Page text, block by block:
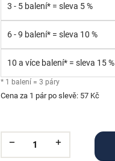
3 - 5 balení* = sleva 5 %
6 - 9 balení* = sleva 10 %
10 a více balení* = sleva 15 %
* 1 balení = 3 páry
Cena za 1 pár po slevě: 57 Kč